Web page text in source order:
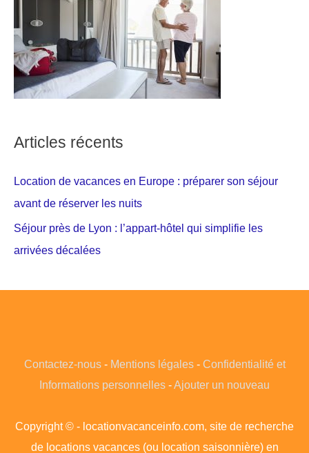
Articles récents
Location de vacances en Europe : préparer son séjour
avant de réserver les nuits
Séjour près de Lyon : l’appart-hôtel qui simplifie les
arrivées décalées
Contactez-nous- Mentions légales- Confidentialité et
Informations personnelles -Ajouter un nouveau
Copyright © - locationvacanceinfo.com, site de recherche
de locations vacances (ou location saisonnière) en